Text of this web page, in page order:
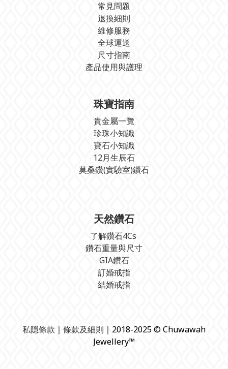
常見問題
退換細則
維修服務
全球運送
尺寸指南
產品使用與護理
珠寶指南
貴金屬一覽
珍珠小知識
寶石小知識
12月生辰石
莫桑鑽(實驗室)鑽石
天然鑽石
了解鑽石4Cs
鑽石重量與尺寸
GIA鑽石
訂婚戒指
結婚戒指
私隱條款 ｜ 條款及細則 ｜2018-2025 © Chuwawah
Jewellery™